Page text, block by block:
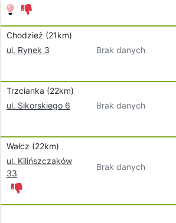
Chodzież (21km)
ul. Rynek 3
Brak danych
Trzcianka (22km)
ul. Sikorskiego 6
Brak danych
Wałcz (22km)
ul. Kilińszczaków
33
Brak danych